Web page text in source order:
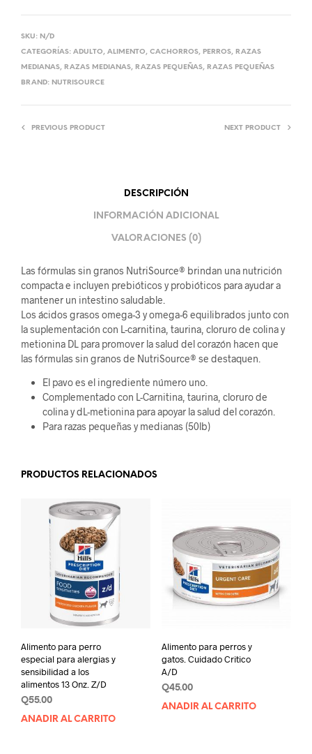
SKU: N/D
CATEGORÍAS: ADULTO, ALIMENTO, CACHORROS, PERROS, RAZAS
MEDIANAS, RAZAS MEDIANAS, RAZAS PEQUEÑAS, RAZAS PEQUEÑAS
BRAND: NUTRISOURCE
PREVIOUS PRODUCT NEXT PRODUCT
DESCRIPCIÓN
INFORMACIÓN ADICIONAL
VALORACIONES (0)
Las fórmulas sin granos NutriSource® brindan una nutrición
compacta e incluyen prebióticos y probióticos para ayudar a
mantener un intestino saludable.
Los ácidos grasos omega-3 y omega-6 equilibrados junto con
la suplementación con L-carnitina, taurina, cloruro de colina y
metionina DL para promover la salud del corazón hacen que
las fórmulas sin granos de NutriSource® se destaquen.
El pavo es el ingrediente número uno.
Complementado con L-Carnitina, taurina, cloruro de
colina y dL-metionina para apoyar la salud del corazón.
Para razas pequeñas y medianas (50lb)
PRODUCTOS RELACIONADOS
Alimento para perro
especial para alergias y
sensibilidad a los
alimentos 13 Onz. Z/D
Q55.00
AÑADIR AL CARRITO
Alimento para perros y
gatos. Cuidado Critico
A/D
Q45.00
AÑADIR AL CARRITO